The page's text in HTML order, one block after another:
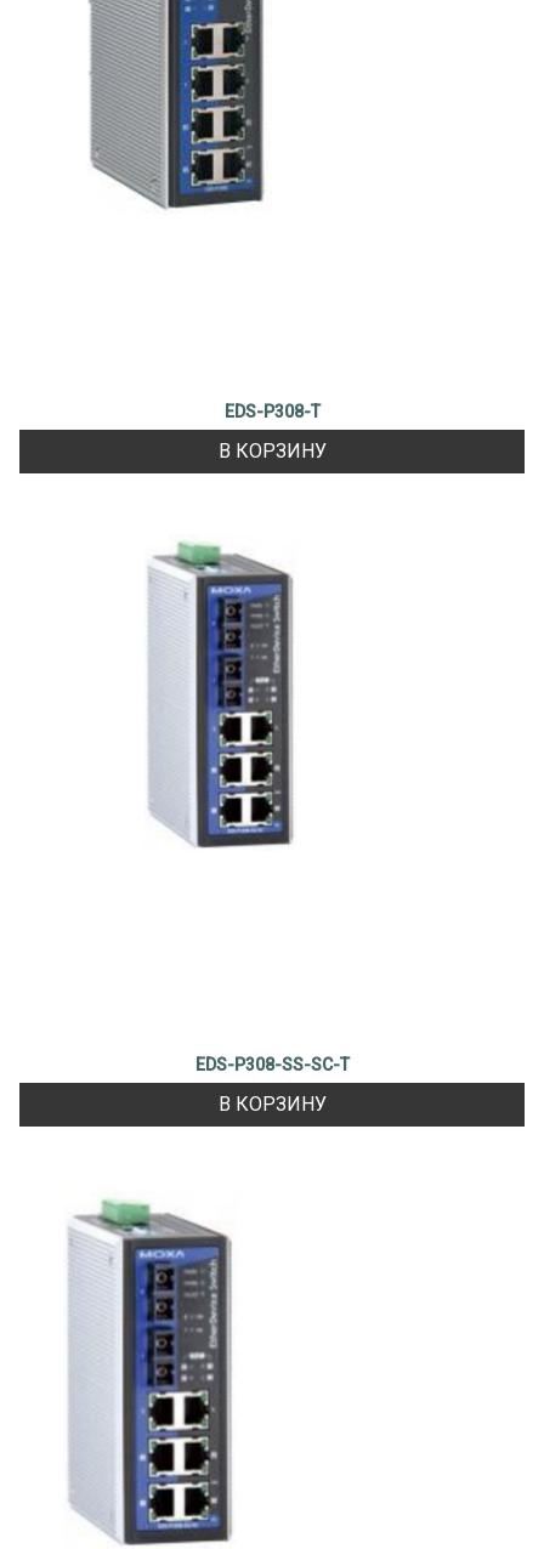
EDS-P308-T
В КОРЗИНУ
EDS-P308-SS-SC-T
В КОРЗИНУ